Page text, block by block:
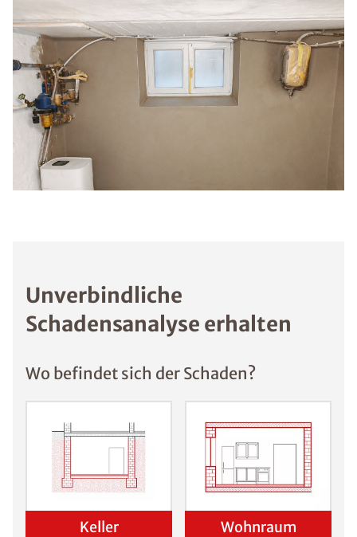
Unverbindliche
Schadensanalyse erhalten
Wo befindet sich der Schaden?
Keller Wohnraum